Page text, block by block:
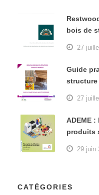
bois de
27
Guide
structure
27
ADEME
produits
29 juin
CATÉGORIES